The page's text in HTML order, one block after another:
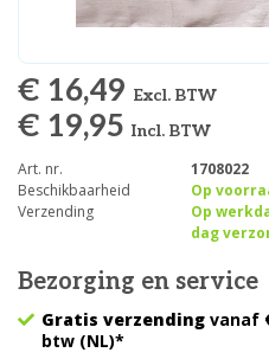
€ 16,49 Excl. BTW
€ 19,95 Incl. BTW
Art. nr.
1708022
Beschikbaarheid
Op
Verzending
Op
dag
Bezorging en service
Gratis verzending vanaf
btw (NL)*